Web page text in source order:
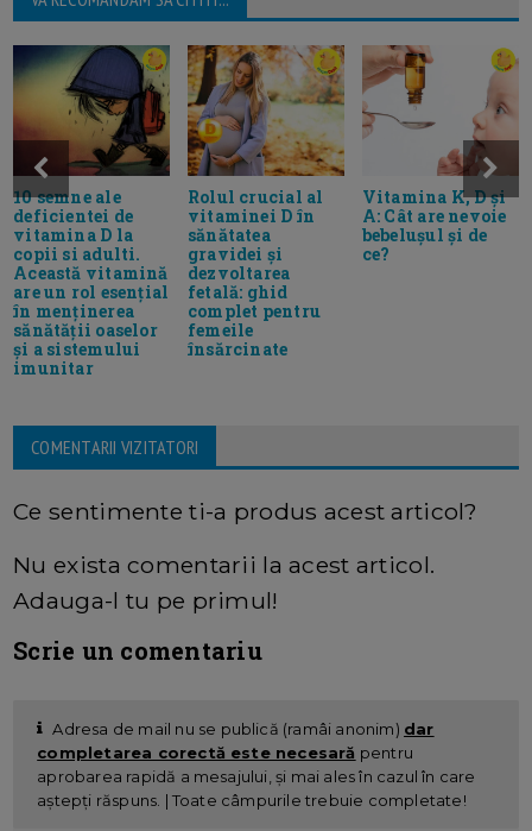
10 semne ale
deficientei de
vitamina D la
copii si adulti.
Această vitamină
are un rol esențial
în menținerea
sănătății oaselor
și a sistemului
imunitar
Rolul crucial al
vitaminei D în
sănătatea
gravidei și
dezvoltarea
fetală: ghid
complet pentru
femeile
însărcinate
Vitamina K, D și
A: Cât are nevoie
bebelușul și de
ce?
COMENTARII VIZITATORI
Ce sentimente ti-a produs acest articol?
Nu exista comentarii la acest articol.
Adauga-l tu pe primul!
Scrie un comentariu
Adresa de mail nu se publică (ramâi anonim) dar
completarea corectă este necesară pentru
aprobarea rapidă a mesajului, și mai ales în cazul în care
aștepți răspuns. | Toate câmpurile trebuie completate!